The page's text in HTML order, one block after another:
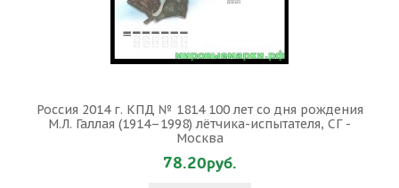
Россия 2014 г. КПД № 1814 100 лет со дня рождения
М.Л. Галлая (1914–1998) лётчика-испытателя, СГ -
Москва
78.20руб.